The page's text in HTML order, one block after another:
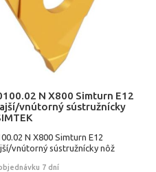
N X800 Simturn E12
vnútorný sústružnícky
N X800 Simturn E12
vnútorný sústružnícky nôž
7 dní